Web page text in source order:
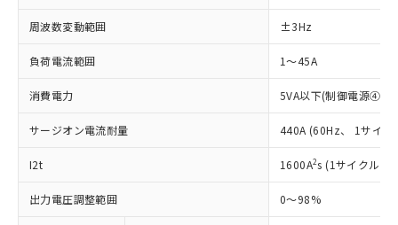
周波数変動範囲 ±3Hz
負荷電流範囲 1～45A
消費電力 5VA以下(制御電源④-⑤
サージオン電流耐量 440A (60Hz、 1サイク
I2t 1600A2s (1サイクル)
出力電圧調整範囲 0～98%